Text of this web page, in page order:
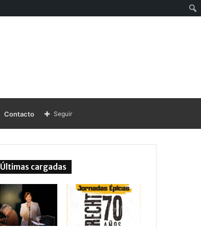
Contacto Seguir
Últimas cargadas